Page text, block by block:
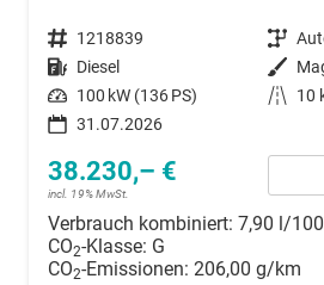
Fahrzeugnummer 1218839 Getriebe
Kraftstoff Diesel Außenfarbe
Leistung 100 kW (136 PS) Kilometerstand
10
31.07.2026
38.230,– €
incl. 19% MwSt.
Verbrauch kombiniert: 7,90 l/
CO2-Klasse: G
CO2-Emissionen: 206,00 g/km